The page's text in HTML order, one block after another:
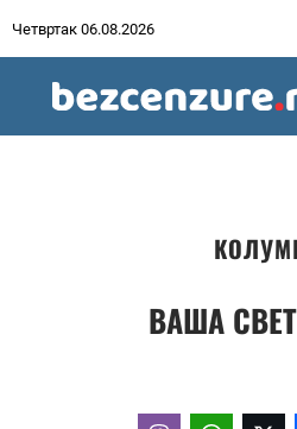
Четвртак 06.08.2026
ВАША